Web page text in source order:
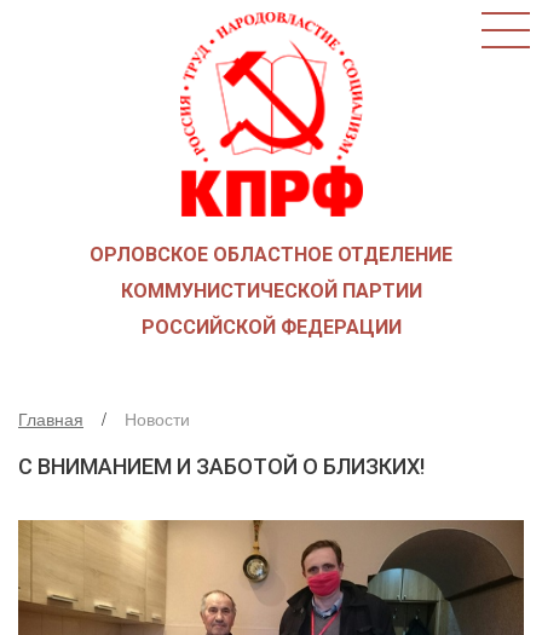
КАК ВСТУПИТЬ В КПРФ
ОБЩЕСТВЕННЫЕ ОРГАНИЗАЦИИ
СОЮЗ СОВЕТСКИХ ОФИЦЕРОВ В ПОДДЕРЖКУ
АРМИИ И ФЛОТА
ОРЛОВСКИЙ ОБЛАСТНОЙ СОВЕТ
ДЕПУТАТЫ ОРГАНОВ МЕСТНОГО
САМОУПРАВЛЕНИЯ
ПАРТИЙНАЯ ПЕЧАТЬ
ОРЛОВСКОЕ ОБЛАСТНОЕ ОТДЕЛЕНИЕ
КОММУНИСТИЧЕСКОЙ ПАРТИИ
РОССИЙСКОЙ ФЕДЕРАЦИИ
Главная Новости
С ВНИМАНИЕМ И ЗАБОТОЙ О БЛИЗКИХ!